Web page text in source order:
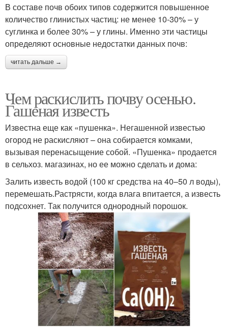
В составе почв обоих типов содержится повышенное
количество глинистых частиц: не менее 10-30% – у
суглинка и более 30% – у глины. Именно эти частицы
определяют основные недостатки данных почв:
читать дальше →
Чем раскислить почву осенью.
Гашеная известь
Известна еще как «пушенка». Негашенной известью
огород не раскисляют – она собирается комками,
вызывая перенасыщение собой. «Пушенка» продается
в сельхоз. магазинах, но ее можно сделать и дома:
Залить известь водой (100 кг средства на 40–50 л воды),
перемешать.Растрясти, когда влага впитается, а известь
подсохнет. Так получится однородный порошок.